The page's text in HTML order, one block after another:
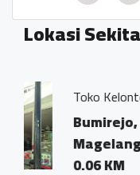
Lokasi
Run Jaya